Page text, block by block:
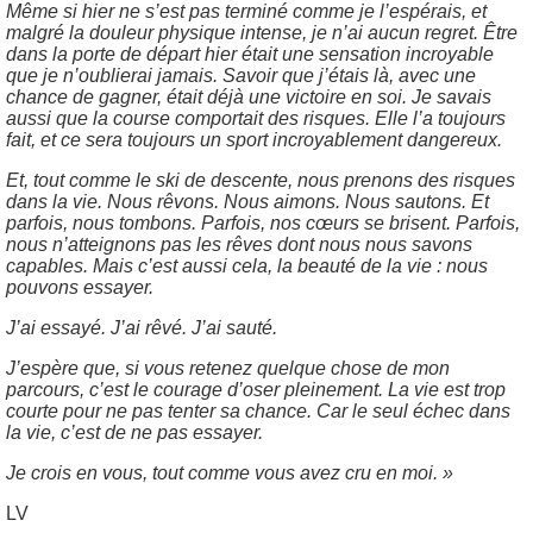
Même si hier ne s’est pas terminé comme je l’espérais, et
malgré la douleur physique intense, je n’ai aucun regret. Être
dans la porte de départ hier était une sensation incroyable
que je n’oublierai jamais. Savoir que j’étais là, avec une
chance de gagner, était déjà une victoire en soi. Je savais
aussi que la course comportait des risques. Elle l’a toujours
fait, et ce sera toujours un sport incroyablement dangereux.
Et, tout comme le ski de descente, nous prenons des risques
dans la vie. Nous rêvons. Nous aimons. Nous sautons. Et
parfois, nous tombons. Parfois, nos cœurs se brisent. Parfois,
nous n’atteignons pas les rêves dont nous nous savons
capables. Mais c’est aussi cela, la beauté de la vie : nous
pouvons essayer.
J’ai essayé. J’ai rêvé. J’ai sauté.
J’espère que, si vous retenez quelque chose de mon
parcours, c’est le courage d’oser pleinement. La vie est trop
courte pour ne pas tenter sa chance. Car le seul échec dans
la vie, c’est de ne pas essayer.
Je crois en vous, tout comme vous avez cru en moi. »
LV